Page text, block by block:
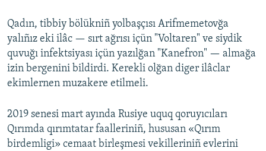
Qadın, tibbiy bölükniñ yolbaşçısı Arifmemetovğa
yalıñız eki ilâc — sırt ağrısı içün "Voltaren" ve siydik
quvuğı infektsiyası içün yazılğan "Kanefron" — almağa
izin bergenini bildirdi. Kerekli olğan diger ilâclar
ekimlernen muzakere etilmeli.
2019 senesi mart ayında Rusiye uquq qoruyıcıları
Qırımda qırımtatar faalleriniñ, hususan «Qırım
birdemligi» cemaat birleşmesi vekilleriniñ evlerini